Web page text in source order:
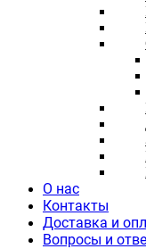
О нас
Контакты
Доставка и
Вопросы и